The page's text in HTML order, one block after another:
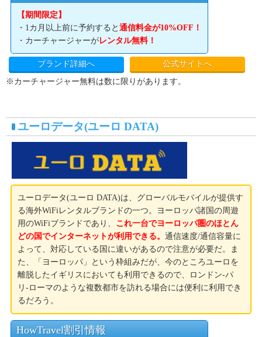
【期間限定】
・1カ月以上前に予約すると通信料金が10%OFF！
・カーチャージャーがレンタル無料！
ブランド詳細へ
公式サイトへ
※カーチャージャー無料は数に限りがあります。
ユーロデータ(ユーロ DATA)
ユーロデータ(ユーロ DATA)は、グローバルモバイルが提供す
る海外WiFiレンタルブランドの一つ。ヨーロッパ諸国の周遊
用のWiFiブランドであり、 これ一台でヨーロッパ圏のほとん
どの国でインターネットが利用できる。通信速度/通信容量に
よって、対応している国に違いがあるので注意が必要だ。ま
た、「ヨーロッパ」という枠組みだが、今のところユーロを
離脱したイギリスにおいても利用できるので、ロンドン-パ
リ-ローマのような複数都市を訪れる場合には便利に利用でき
るだろう。
HowTravel割引情報